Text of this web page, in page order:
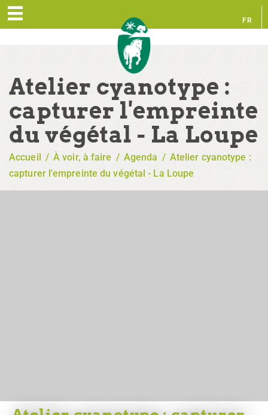
FR
Atelier cyanotype :
capturer l'empreinte
du végétal - La Loupe
Accueil / À voir, à faire / Agenda / Atelier cyanotype :
capturer l'empreinte du végétal - La Loupe